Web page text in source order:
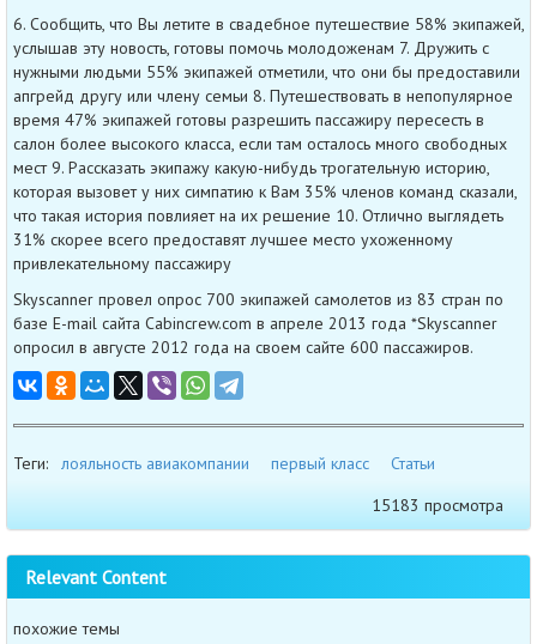
6. Сообщить, что Вы летите в свадебное путешествие 58% экипажей,
услышав эту новость, готовы помочь молодоженам 7. Дружить с
нужными людьми 55% экипажей отметили, что они бы предоставили
апгрейд другу или члену семьи 8. Путешествовать в непопулярное
время 47% экипажей готовы разрешить пассажиру пересесть в
салон более высокого класса, если там осталось много свободных
мест 9. Рассказать экипажу какую-нибудь трогательную историю,
которая вызовет у них симпатию к Вам 35% членов команд сказали,
что такая история повлияет на их решение 10. Отлично выглядеть
31% скорее всего предоставят лучшее место ухоженному
привлекательному пассажиру
Skyscanner провел опрос 700 экипажей самолетов из 83 стран по
базе E-mail сайта Cabincrew.com в апреле 2013 года *Skyscanner
опросил в августе 2012 года на своем сайте 600 пассажиров.
Теги: лояльность авиакомпании первый класс
Статьи
15183 просмотра
Relevant Content
похожие темы